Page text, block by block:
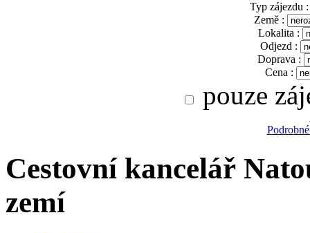
Typ zájezdu :
Země :
Lokalita :
Odjezd :
Doprava :
Cena :
pouze
Cestovní kancelář
zemí